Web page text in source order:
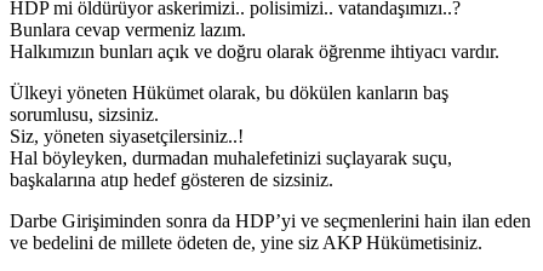
HDP mi öldürüyor askerimizi.. polisimizi.. vatandaşımızı..?
Bunlara cevap vermeniz lazım.
Halkımızın bunları açık ve doğru olarak öğrenme ihtiyacı vardır.
Ülkeyi yöneten Hükümet olarak, bu dökülen kanların baş
sorumlusu, sizsiniz.
Siz, yöneten siyasetçilersiniz..!
Hal böyleyken, durmadan muhalefetinizi suçlayarak suçu,
başkalarına atıp hedef gösteren de sizsiniz.
Darbe Girişiminden sonra da HDP’yi ve seçmenlerini hain ilan eden
ve bedelini de millete ödeten de, yine siz AKP Hükümetisiniz.